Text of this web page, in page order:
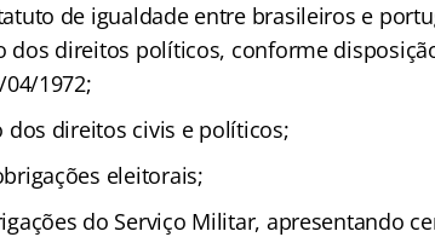
de igualdade entre brasileiros e
dos direitos políticos, conforme
1972;
dos direitos civis e políticos;
eleitorais;
do Serviço Militar, apresentando